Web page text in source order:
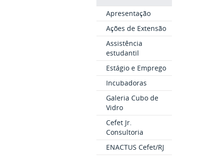
Apresentação
Ações de Extensão
Assistência
estudantil
Estágio e Emprego
Incubadoras
Galeria Cubo de
Vidro
Cefet Jr.
Consultoria
ENACTUS Cefet/RJ